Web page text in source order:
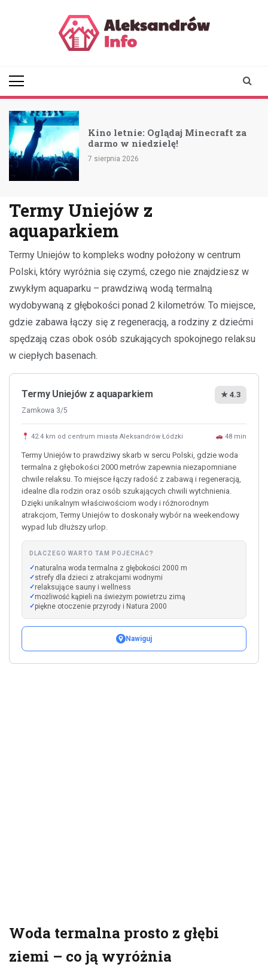
za
Renowacja elewacji zgierskiej
szkoły w drodze do odnowy
zabytku
6 sierpnia 2026
Termy Uniejów z
aquaparkiem
Termy Uniejów to kompleks wodny położony w centrum
Polski, który wyróżnia się czymś, czego nie znajdziesz w
zwykłym aquaparku – prawdziwą wodą termalną
wydobywaną z głębokości ponad 2 kilometrów. To miejsce,
gdzie zabawa łączy się z regeneracją, a rodziny z dziećmi
spędzają czas obok osób szukających spokojnego relaksu
w ciepłych basenach.
Termy Uniejów z aquaparkiem
Zamkowa 3/5
★ 4.3
42.4 km od centrum miasta Aleksandrów Łódzki 48 min
Termy Uniejów to prawdziwy skarb w sercu Polski, gdzie woda
termalna z głębokości 2000 metrów zapewnia niezapomniane
chwile relaksu. To miejsce łączy radość z zabawą i regeneracją,
idealne dla rodzin oraz osób szukających chwili wytchnienia.
Dzięki unikalnym właściwościom wody i różnorodnym
atrakcjom, Termy Uniejów to doskonały wybór na weekendowy
wypad lub dłuższy urlop.
DLACZEGO WARTO TAM POJECHAĆ?
naturalna woda termalna z głębokości 2000 m
strefy dla dzieci z atrakcjami wodnymi
relaksujące sauny i wellness
możliwość kąpieli na świeżym powietrzu zimą
piękne otoczenie przyrody i Natura 2000
Nawiguj
Woda termalna prosto z głębi
ziemi – co ją wyróżnia